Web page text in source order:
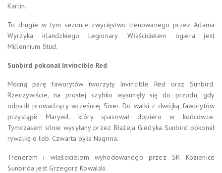
Karlin.
To drugie w tym sezonie zwycięstwo trenowanego przez Adama
Wyrzyka irlandzkiego Legionary. Właścicielem ogiera jest
Millennium Stud.
Sunbird pokonał Invincible Red
Mocną parę faworytów tworzyły Invincible Red oraz Sunbird.
Rzeczywiście, na prostej szybko wysunęły się do przodu, gdy
odpadł prowadzący wcześniej Sixer. Do walki z dwójką faworytów
przystąpił Marywil, który spasował dopiero w końcówce.
Tymczasem silnie wysyłany przez Błażeja Giedyka Sunbird pokonał
rywalkę o łeb. Czwarta była Nagrina.
Trenerem i właścicielem wyhodowanego przez SK Kozienice
Sunbirda jest Grzegorz Kowalski.